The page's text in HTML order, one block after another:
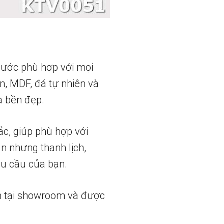
phù hợp với mọi
MDF, đá tự nhiên và
bền đẹp.
giúp phù hợp với
nhưng thanh lịch,
cầu của bạn.
tại showroom và được